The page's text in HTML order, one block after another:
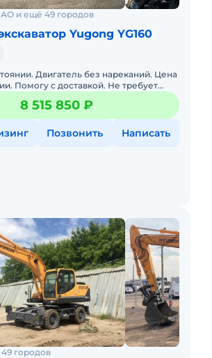
и ещё 49 городов
Yugong YG160
Двигатель без нареканий. Цена
Помогу с доставкой. Не требует
у оф. дилера. Готова к
8 515 850 ₽
Позвонить Написать
городов